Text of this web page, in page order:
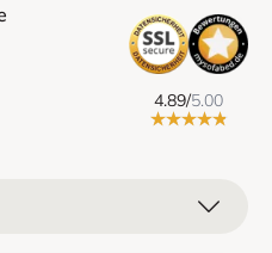
4.89/5.00